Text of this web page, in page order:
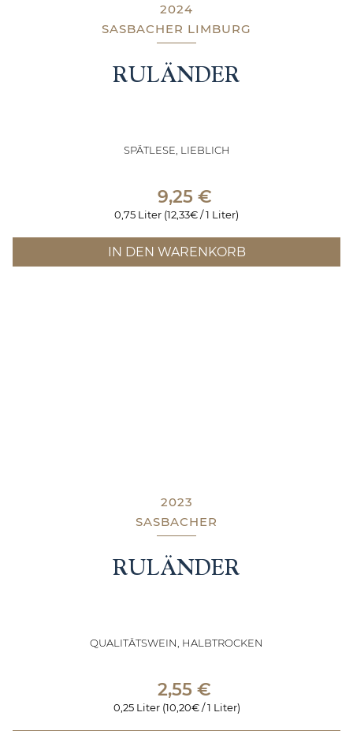
2024
SASBACHER LIMBURG
RULÄNDER
SPÄTLESE, LIEBLICH
9,25 €
0,75 Liter (12,33€ / 1 Liter)
IN DEN WARENKORB
2023
SASBACHER
RULÄNDER
QUALITÄTSWEIN, HALBTROCKEN
2,55 €
0,25 Liter (10,20€ / 1 Liter)